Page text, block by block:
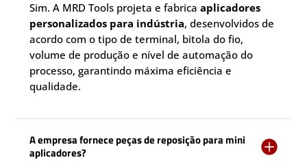
Sim. A MRD Tools projeta e fabricaaplicadores
personalizados para indústria, desenvolvidos de
acordo com o tipo de terminal, bitola do fio,
volume de produção e nível de automação do
processo, garantindo máxima eficiência e
qualidade.
A empresa fornece peças de reposição para mini
aplicadores?
